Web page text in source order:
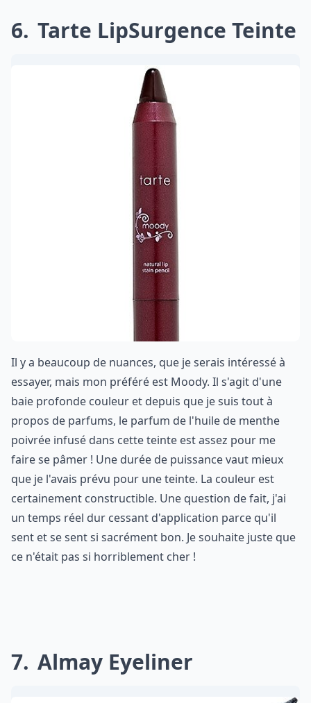
6 Tarte LipSurgence Teinte
Il y a beaucoup de nuances, que je serais intéressé à
essayer, mais mon préféré est Moody. Il s'agit d'une
baie profonde couleur et depuis que je suis tout à
propos de parfums, le parfum de l'huile de menthe
poivrée infusé dans cette teinte est assez pour me
faire se pâmer ! Une durée de puissance vaut mieux
que je l'avais prévu pour une teinte. La couleur est
certainement constructible. Une question de fait, j'ai
un temps réel dur cessant d'application parce qu'il
sent et se sent si sacrément bon. Je souhaite juste que
ce n'était pas si horriblement cher !
7 Almay Eyeliner